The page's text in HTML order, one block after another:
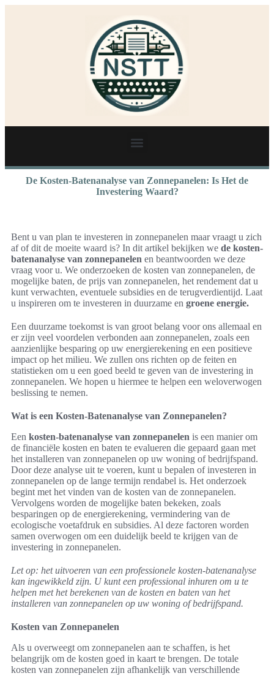
De Kosten-Batenanalyse van Zonnepanelen: Is Het de
Investering Waard?
Bent u van plan te investeren in zonnepanelen maar vraagt u zich
af of dit de moeite waard is? In dit artikel bekijken we de kosten-
batenanalyse van zonnepanelen en beantwoorden we deze
vraag voor u. We onderzoeken de kosten van zonnepanelen, de
mogelijke baten, de prijs van zonnepanelen, het rendement dat u
kunt verwachten, eventuele subsidies en de terugverdientijd. Laat
u inspireren om te investeren in duurzame en groene energie.
Een duurzame toekomst is van groot belang voor ons allemaal en
er zijn veel voordelen verbonden aan zonnepanelen, zoals een
aanzienlijke besparing op uw energierekening en een positieve
impact op het milieu. We zullen ons richten op de feiten en
statistieken om u een goed beeld te geven van de investering in
zonnepanelen. We hopen u hiermee te helpen een weloverwogen
beslissing te nemen.
Wat is een Kosten-Batenanalyse van Zonnepanelen?
Een kosten-batenanalyse van zonnepanelen is een manier om
de financiële kosten en baten te evalueren die gepaard gaan met
het installeren van zonnepanelen op uw woning of bedrijfspand.
Door deze analyse uit te voeren, kunt u bepalen of investeren in
zonnepanelen op de lange termijn rendabel is. Het onderzoek
begint met het vinden van de kosten van de zonnepanelen.
Vervolgens worden de mogelijke baten bekeken, zoals
besparingen op de energierekening, vermindering van de
ecologische voetafdruk en subsidies. Al deze factoren worden
samen overwogen om een duidelijk beeld te krijgen van de
investering in zonnepanelen.
Let op: het uitvoeren van een professionele kosten-batenanalyse
kan ingewikkeld zijn. U kunt een professional inhuren om u te
helpen met het berekenen van de kosten en baten van het
installeren van zonnepanelen op uw woning of bedrijfspand.
Kosten van Zonnepanelen
Als u overweegt om zonnepanelen aan te schaffen, is het
belangrijk om de kosten goed in kaart te brengen. De totale
kosten van zonnepanelen zijn afhankelijk van verschillende